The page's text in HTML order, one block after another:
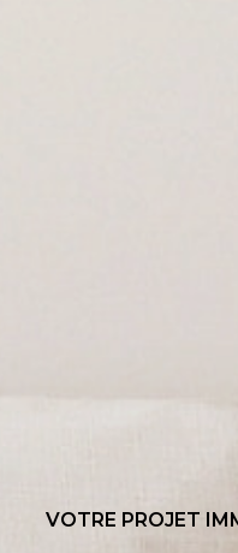
VOTRE PROJET